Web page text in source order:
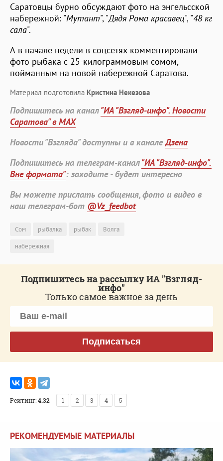
Саратовцы бурно обсуждают фото на энгельсской
набережной: "Мутант", "Дядя Рома красавец", "48 кг
сала".
А в начале недели в соцсетях комментировали
фото рыбака с 25-килограммовым сомом,
пойманным на новой набережной Саратова.
Материал подготовила Кристина Некезова
Подпишитесь на канал"ИА "Взгляд-инфо". Новости
Саратова" в MAX
Новости "Взгляда" доступны и в каналеДзена
Подпишитесь на телеграм-канал"ИА "Взгляд-инфо".
Вне формата": заходите - будет интересно
Вы можете прислать сообщения, фото и видео в
наш телеграм-бот @Vz_feedbot
Сом рыбалка рыбак
Волга
набережная
Подпишитесь на рассылку ИА "Взгляд-
инфо"
Только самое важное за день
Подписаться
Рейтинг:4.32 1 2 3 4 5
РЕКОМЕНДУЕМЫЕ МАТЕРИАЛЫ